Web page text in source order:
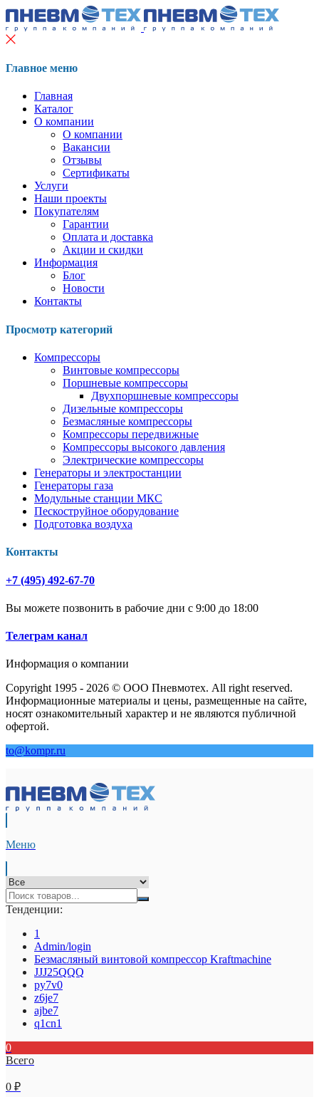
Главное меню
Главная
Каталог
О компании
О компании
Вакансии
Отзывы
Сертификаты
Услуги
Наши проекты
Покупателям
Гарантии
Оплата и доставка
Акции и скидки
Информация
Блог
Новости
Контакты
Просмотр категорий
Компрессоры
Винтовые компрессоры
Поршневые компрессоры
Двухпоршневые компрессоры
Дизельные компрессоры
Безмасляные компрессоры
Компрессоры передвижные
Компрессоры высокого давления
Электрические компрессоры
Генераторы и электростанции
Генераторы газа
Модульные станции МКС
Пескоструйное оборудование
Подготовка воздуха
Контакты
+7 (495) 492-67-70
Вы можете позвонить в рабочие дни с 9:00 до 18:00
Телеграм канал
Информация о компании
Copyright 1995 - 2026 © ООО Пневмотех. All right reserved.
Информационные материалы и цены, размещенные на сайте,
носят ознакомительный характер и не являются публичной
офертой.
to@kompr.ru
Меню
Тенденции:
1
Admin/login
Безмасляный винтовой компрессор Kraftmaсhine
JJJ25QQQ
py7v0
z6je7
ajbe7
q1cn1
0
Всего
0 ₽